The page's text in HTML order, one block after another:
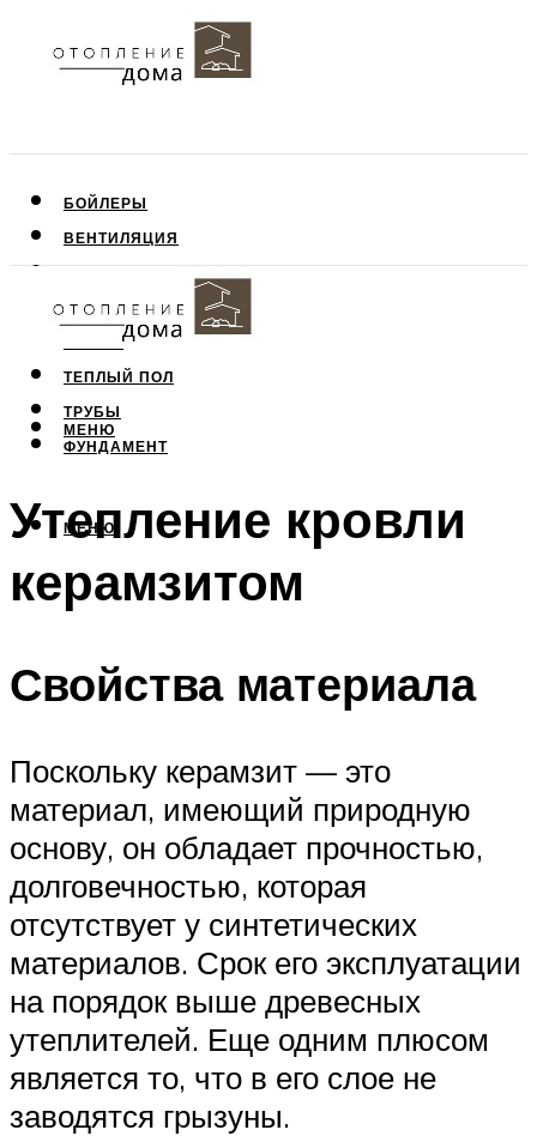
БОЙЛЕРЫ
ВЕНТИЛЯЦИЯ
ПОТОЛОК
СТЕНЫ
ТЕПЛЫЙ ПОЛ
ТРУБЫ
ФУНДАМЕНТ
МЕНЮ
МЕНЮ
Утепление кровли
керамзитом
Свойства материала
Поскольку керамзит — это
материал, имеющий природную
основу, он обладает прочностью,
долговечностью, которая
отсутствует у синтетических
материалов. Срок его эксплуатации
на порядок выше древесных
утеплителей. Еще одним плюсом
является то, что в его слое не
заводятся грызуны.